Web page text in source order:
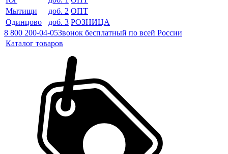
Мытищи
доб. 2 ОПТ
Одинцово
доб. 3 РОЗНИЦА
8 800 200-04-05Звонок бесплатный по всей России
Каталог товаров